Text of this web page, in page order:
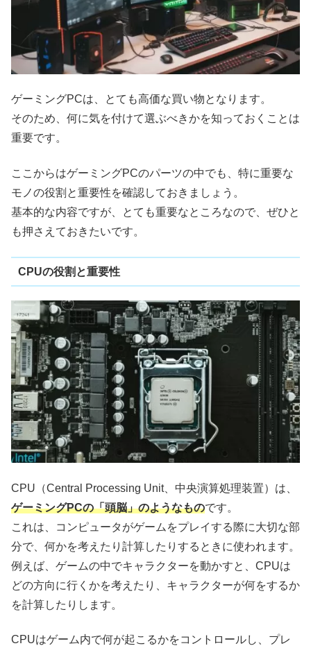
ゲーミングPCは、とても高価な買い物となります。
そのため、何に気を付けて選ぶべきかを知っておくことは
重要です。
ここからはゲーミングPCのパーツの中でも、特に重要な
モノの役割と重要性を確認しておきましょう。
基本的な内容ですが、とても重要なところなので、ぜひと
も押さえておきたいです。
CPUの役割と重要性
CPU（Central Processing Unit、中央演算処理装置）は、
ゲーミングPCの「頭脳」のようなものです。
これは、コンピュータがゲームをプレイする際に大切な部
分で、何かを考えたり計算したりするときに使われます。
例えば、ゲームの中でキャラクターを動かすと、CPUは
どの方向に行くかを考えたり、キャラクターが何をするか
を計算したりします。
CPUはゲーム内で何が起こるかをコントロールし、プレ